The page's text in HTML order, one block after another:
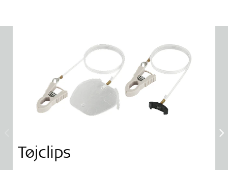
Tøjclips